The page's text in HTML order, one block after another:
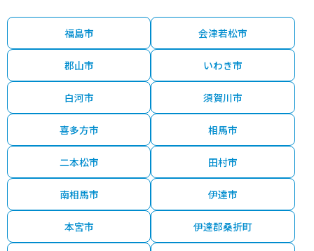
福島市 会津若松市
郡山市 いわき市
白河市 須賀川市
喜多方市 相馬市
二本松市 田村市
南相馬市 伊達市
本宮市 伊達郡桑折町